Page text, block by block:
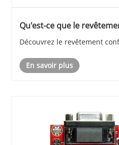
Qu'est-ce que le
Découvrez le revêtement
En savoir plus